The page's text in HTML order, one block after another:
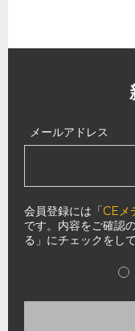
メールアドレス
会員登録には「CEメ
です。内容をご確認
る」にチェックをし